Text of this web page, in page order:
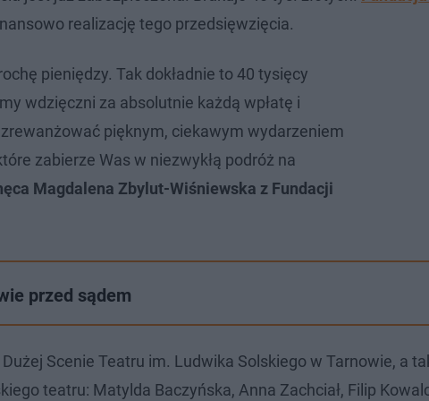
realizację tego przedsięwzięcia.
pieniędzy. Tak dokładnie to 40 tysięcy
wdzięczni za absolutnie każdą wpłatę i
pięknym, ciekawym wydarzeniem
zabierze Was w niezwykłą podróż na
Magdalena Zbylut-Wiśniewska z Fundacji
przed sądem
Scenie Teatru im. Ludwika Solskiego w Tarnowie, a
teatru: Matylda Baczyńska, Anna Zachciał, Filip